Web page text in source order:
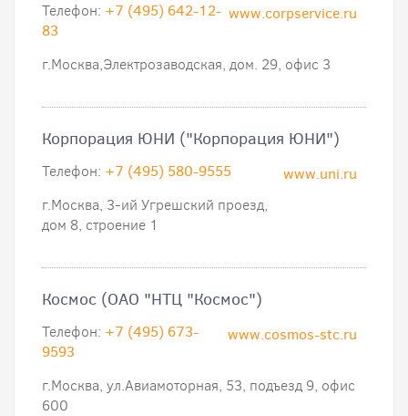
www.corpservice.ru
Телефон: +7 (495) 642-12-
83
г.Москва,Электрозаводская, дом. 29, офис 3
Корпорация ЮНИ ("Корпорация ЮНИ")
www.uni.ru
Телефон: +7 (495) 580-9555
г.Москва, 3-ий Угрешский проезд,
дом 8, строение 1
Космос (ОАО "НТЦ "Космос")
www.cosmos-stc.ru
Телефон: +7 (495) 673-
9593
г.Москва, ул.Авиамоторная, 53, подъезд 9, офис
600